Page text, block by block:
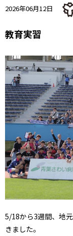
2026年06月12日
教育実習
5/18から3週間、地
きました。